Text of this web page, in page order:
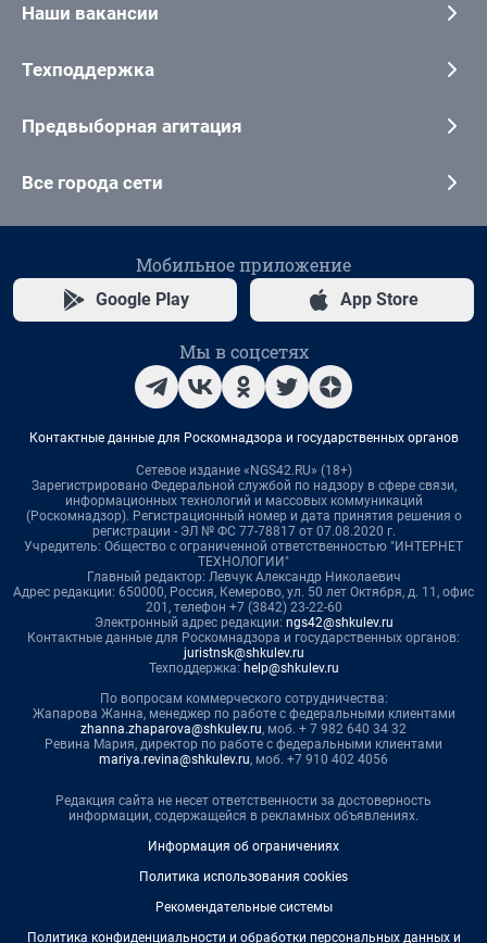
Наши вакансии
Техподдержка
Предвыборная агитация
Все города сети
Мобильное приложение
Google Play App Store
Мы в соцсетях
Контактные данные для Роскомнадзора и государственных органов
Сетевое издание «NGS42.RU» (18+)
Зарегистрировано Федеральной службой по надзору в сфере связи,
информационных технологий и массовых коммуникаций
(Роскомнадзор). Регистрационный номер и дата принятия решения о
регистрации - ЭЛ № ФС 77-78817 от 07.08.2020 г.
Учредитель: Общество с ограниченной ответственностью "ИНТЕРНЕТ
ТЕХНОЛОГИИ"
Главный редактор: Левчук Александр Николаевич
Адрес редакции: 650000, Россия, Кемерово, ул. 50 лет Октября, д. 11, офис
201, телефон +7 (3842) 23-22-60
Электронный адрес редакции: ngs42@shkulev.ru
Контактные данные для Роскомнадзора и государственных органов:
juristnsk@shkulev.ru
Техподдержка: help@shkulev.ru
По вопросам коммерческого сотрудничества:
Жапарова Жанна, менеджер по работе с федеральными клиентами
zhanna.zhaparova@shkulev.ru, моб. + 7 982 640 34 32
Ревина Мария, директор по работе с федеральными клиентами
mariya.revina@shkulev.ru, моб. +7 910 402 4056
Редакция сайта не несет ответственности за достоверность
информации, содержащейся в рекламных объявлениях.
Информация об ограничениях
Политика использования cookies
Рекомендательные системы
Политика конфиденциальности и обработки персональных данных и